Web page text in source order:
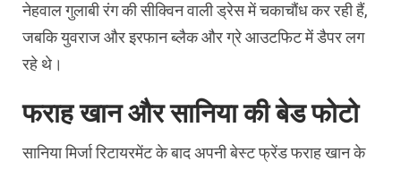
नेहवाल गुलाबी रंग की सीक्विन वाली ड्रेस में चकाचौंध कर रही हैं,
जबकि युवराज और इरफान ब्लैक और ग्रे आउटफिट में डैपर लग
रहे थे।
फराह खान और सानिया की बेड फोटो
सानिया मिर्जा रिटायरमेंट के बाद अपनी बेस्ट फ्रेंड फराह खान के